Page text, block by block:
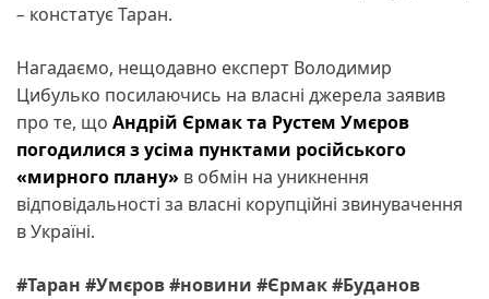
– констатує Таран.
Нагадаємо, нещодавно експерт Володимир
Цибулько посилаючись на власні джерела заявив
про те, що Андрій Єрмак та Рустем Умєров
погодилися з усіма пунктами російського
«мирного плану» в обмін на уникнення
відповідальності за власні корупційні звинувачення
в Україні.
#Таран #Умєров#новини #Єрмак#Буданов